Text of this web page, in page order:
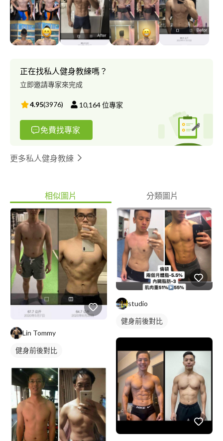
時以上教學時數及許多成功案例。
正在找私人健身教練嗎？
立即邀請專家來完成
4.95(3976) 10,164位專家
免費找專家
更多私人健身教練
相似圖片 分類圖片
Lin Tommy
健身前後對比
studio
健身前後對比